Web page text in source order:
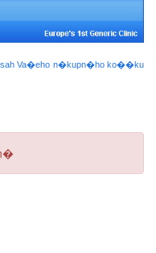
Va�eho n�kupn�ho ko��ku